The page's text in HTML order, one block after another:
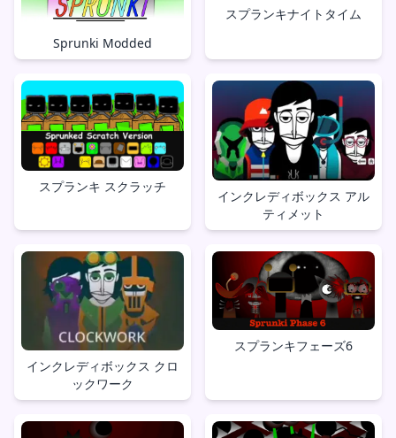
Sprunki Modded
スプランキナイトタイム
スプランキ スクラッチ
インクレディボックス アル
ティメット
インクレディボックス クロ
ックワーク
スプランキフェーズ6